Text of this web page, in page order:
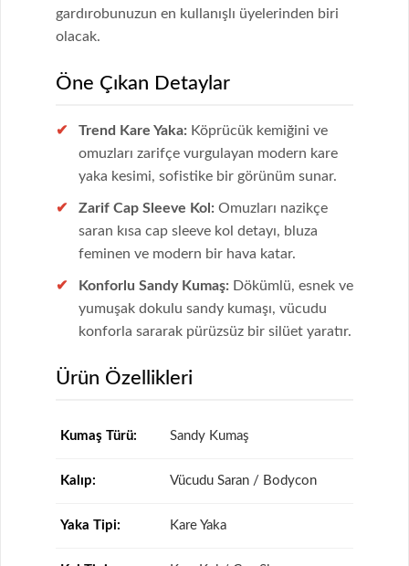
gardırobunuzun en kullanışlı üyelerinden biri
olacak.
Öne Çıkan Detaylar
Trend Kare Yaka: Köprücük kemiğini ve
omuzları zarifçe vurgulayan modern kare
yaka kesimi, sofistike bir görünüm sunar.
Zarif Cap Sleeve Kol: Omuzları nazikçe
saran kısa cap sleeve kol detayı, bluza
feminen ve modern bir hava katar.
Konforlu Sandy Kumaş: Dökümlü, esnek ve
yumuşak dokulu sandy kumaşı, vücudu
konforla sararak pürüzsüz bir silüet yaratır.
Ürün Özellikleri
Kumaş Türü: Sandy Kumaş
Kalıp: Vücudu Saran / Bodycon
Yaka Tipi: Kare Yaka